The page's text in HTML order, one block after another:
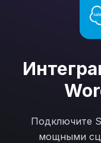
Подключите
мощными